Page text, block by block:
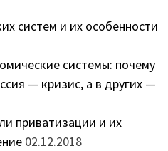
систем и их особенности
системы: почему
— кризис, а в других —
приватизации и их
02.12.2018